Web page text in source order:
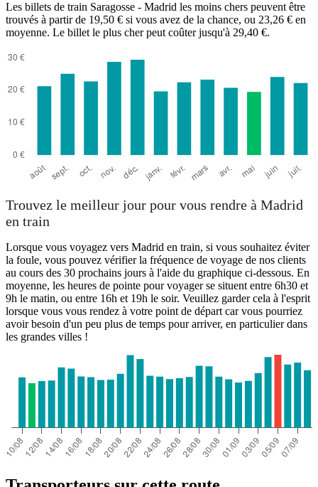
Les billets de train Saragosse - Madrid les moins chers peuvent être
trouvés à partir de 19,50 € si vous avez de la chance, ou 23,26 € en
moyenne. Le billet le plus cher peut coûter jusqu'à 29,40 €.
Trouvez le meilleur jour pour vous rendre à Madrid
en train
Lorsque vous voyagez vers Madrid en train, si vous souhaitez éviter
la foule, vous pouvez vérifier la fréquence de voyage de nos clients
au cours des 30 prochains jours à l'aide du graphique ci-dessous. En
moyenne, les heures de pointe pour voyager se situent entre 6h30 et
9h le matin, ou entre 16h et 19h le soir. Veuillez garder cela à l'esprit
lorsque vous vous rendez à votre point de départ car vous pourriez
avoir besoin d'un peu plus de temps pour arriver, en particulier dans
les grandes villes !